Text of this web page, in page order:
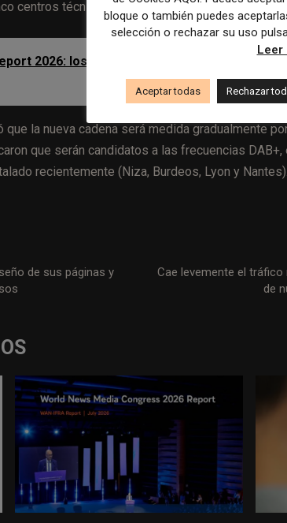
centros técnicos.
2026: los españoles recuperan interés
la nueva cadena será medida gradualmente
que serán candidatos a las frecuencias
recientemente (Niza, Burdeos, Lyon y Nantes).
de sus páginas y
Cae levemente el tráfico
de
bloque o también puedes
selección o rechazar su uso
Leer
Aceptar todas Rechazar